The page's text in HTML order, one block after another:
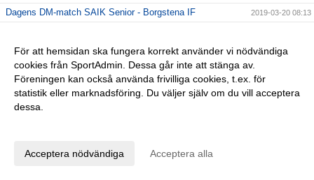
Dagens DM-match SAIK Senior - Borgstena IF 2019-03-20 08:13
Påminner om årsmötet 10/3! 2019-03-06 13:11
25% på Intersport 2019-03-04 10:34
FOTBOLLSLEKIS 2019-02-27 11:49
Kom och köp!
För att hemsidan ska fungera korrekt använder vi nödvändiga
cookies från SportAdmin. Dessa går inte att stänga av.
Föreningen kan också använda frivilliga cookies, t.ex. för
statistik eller marknadsföring. Du väljer själv om du vill acceptera
dessa.
Acceptera nödvändiga Acceptera alla